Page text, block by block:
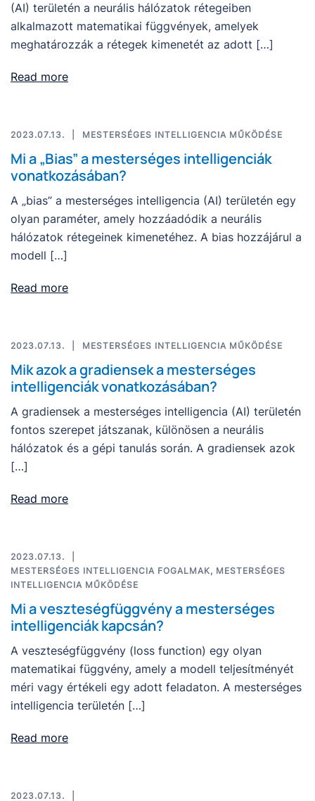
(AI) területén a neurális hálózatok rétegeiben
alkalmazott matematikai függvények, amelyek
meghatározzák a rétegek kimenetét az adott […]
Read more
2023.07.13. MESTERSÉGES INTELLIGENCIA MŰKÖDÉSE
Mi a „Bias” a mesterséges intelligenciák
vonatkozásában?
A „bias” a mesterséges intelligencia (AI) területén egy
olyan paraméter, amely hozzáadódik a neurális
hálózatok rétegeinek kimenetéhez. A bias hozzájárul a
modell […]
Read more
2023.07.13. MESTERSÉGES INTELLIGENCIA MŰKÖDÉSE
Mik azok a gradiensek a mesterséges
intelligenciák vonatkozásában?
A gradiensek a mesterséges intelligencia (AI) területén
fontos szerepet játszanak, különösen a neurális
hálózatok és a gépi tanulás során. A gradiensek azok
[…]
Read more
2023.07.13.
MESTERSÉGES INTELLIGENCIA FOGALMAK, MESTERSÉGES
INTELLIGENCIA MŰKÖDÉSE
Mi a veszteségfüggvény a mesterséges
intelligenciák kapcsán?
A veszteségfüggvény (loss function) egy olyan
matematikai függvény, amely a modell teljesítményét
méri vagy értékeli egy adott feladaton. A mesterséges
intelligencia területén […]
Read more
2023.07.13.